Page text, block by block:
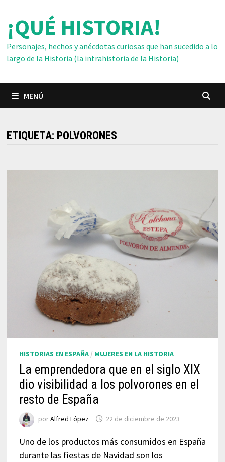
contenido
¡QUÉ HISTORIA!
Personajes, hechos y anécdotas curiosas que han sucedido a lo
largo de la Historia (la intrahistoria de la Historia)
MENÚ
ETIQUETA: POLVORONES
HISTORIAS EN ESPAÑA/ MUJERES EN LA HISTORIA
La emprendedora que en el siglo XIX
dio visibilidad a los polvorones en el
resto de España
porAlfred López 22 de diciembre de 2023
Uno de los productos más consumidos en España
durante las fiestas de Navidad son los